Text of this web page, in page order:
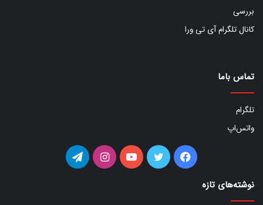
بررسی
کانال تلگرام آی تی ورا
تماس باما
تلگرام
واتس‌اپ
فیس توییتر یوتیوب اینستاگرامتلگرام
نوشته‌های تازه